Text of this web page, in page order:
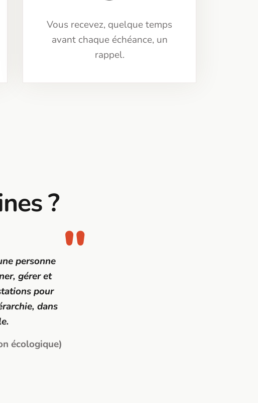
Vous recevez, quelque temps
avant chaque échéance, un
rappel.
?
personne
gérer et
pour
dans
écologique)